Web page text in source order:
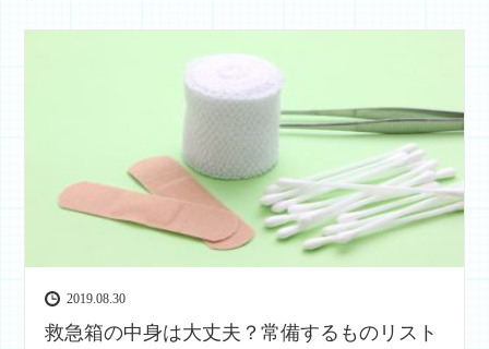
2019.08.30
救急箱の中身は大丈夫？常備するものリスト